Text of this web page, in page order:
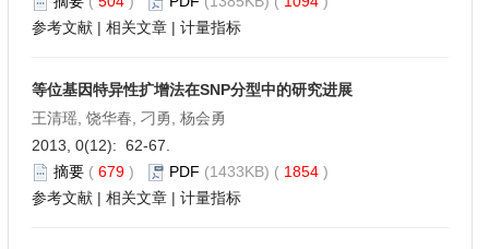
参考文献 | 相关文章 | 计量指标
等位基因特异性扩增法在SNP分型中的研究进展
王清瑶, 饶华春, 刁勇, 杨会勇
2013, 0(12): 62-67.
摘要 ( 679 ) PDF (1433KB) ( 1854 )
参考文献 | 相关文章 | 计量指标